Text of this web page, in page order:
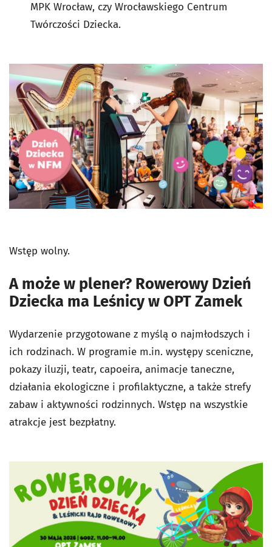
MPK Wrocław, czy Wrocławskiego Centrum
Twórczości Dziecka.
Wstęp wolny.
A może w plener? Rowerowy Dzień
Dziecka ma Leśnicy w OPT Zamek
Wydarzenie przygotowane z myślą o najmłodszych i
ich rodzinach. W programie m.in. występy sceniczne,
pokazy iluzji, teatr, capoeira, animacje taneczne,
działania ekologiczne i profilaktyczne, a także strefy
zabaw i aktywności rodzinnych. Wstęp na wszystkie
atrakcje jest bezpłatny.